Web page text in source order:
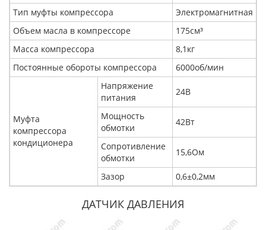
Тип муфты компрессора
Электромагнитная
Объем масла в компрессоре
175см³
Масса компрессора
8,1кг
Постоянные обороты компрессора
6000об/мин
Муфта
компрессора
кондиционера
Напряжение
питания
24В
Мощность
обмотки
42Вт
Сопротивление
обмотки
15,6Ом
Зазор 0,6±0,2мм
ДАТЧИК ДАВЛЕНИЯ